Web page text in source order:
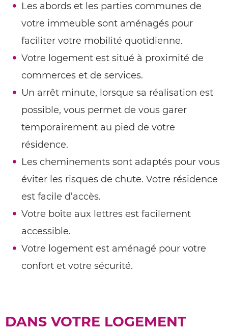
Les abords et les parties communes de
votre immeuble sont aménagés pour
faciliter votre mobilité quotidienne.
Votre logement est situé à proximité de
commerces et de services.
Un arrêt minute, lorsque sa réalisation est
possible, vous permet de vous garer
temporairement au pied de votre
résidence.
Les cheminements sont adaptés pour vous
éviter les risques de chute. Votre résidence
est facile d’accès.
Votre boîte aux lettres est facilement
accessible.
Votre logement est aménagé pour votre
confort et votre sécurité.
DANS VOTRE LOGEMENT